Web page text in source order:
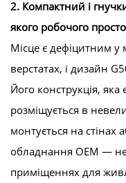
2. Компактний і
якого робочого
Місце є дефіцитним у
верстатах, і дизайн
Його конструкція,
розміщується в
монтується на стінах
обладнання OEM —
приміщеннях для